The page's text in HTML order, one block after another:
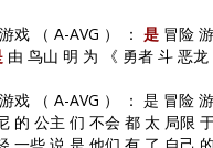
戏 （ A-AVG ） ： 是 冒险
由 鸟山 明 为 《 勇者 斗 恶
戏 （ A-AVG ） ： 是 冒险
的 公主 们 不会 都 太 局限